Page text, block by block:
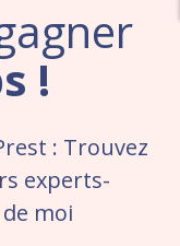
!
: Trouvez
experts-
moi